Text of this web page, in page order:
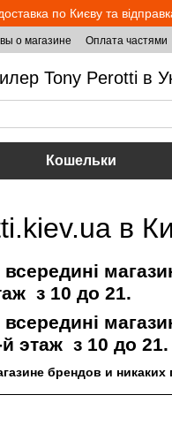
по Києву та
о магазине Оплата частями
Tony Perotti в
Кошельки
в
з 10 до 21.
этаж з 10 до 21.
брендов и никаких